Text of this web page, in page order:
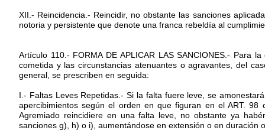
XII.- Reincidencia.- Reincidir, no obstante las sanciones
notoria y persistente que denote una franca rebeldía al
Artículo 110.- FORMA DE APLICAR LAS SANCIONES.- Para
cometida y las circunstancias atenuantes o agravantes, del
general, se prescriben en seguida:
I.- Faltas Leves Repetidas.- Si la falta fuere leve, se
apercibimientos según el orden en que figuran en el ART.
Agremiado reincidiere en una falta leve, no obstante ya
sanciones g), h) o i), aumentándose en extensión o en duración